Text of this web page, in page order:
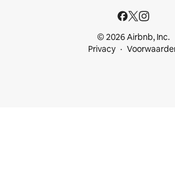
© 2026 Airbnb, Inc.
Privacy